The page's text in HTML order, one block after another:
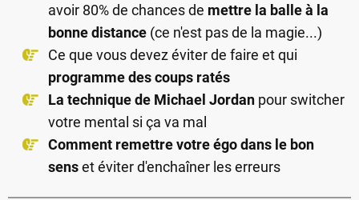
avoir 80% de chances de mettre la balle à la
bonne distance (ce n'est pas de la magie...)
Ce que vous devez éviter de faire et qui
programme des coups ratés
La technique de Michael Jordan pour switcher
votre mental si ça va mal
Comment remettre votre égo dans le bon
senset éviter d'enchaîner les erreurs